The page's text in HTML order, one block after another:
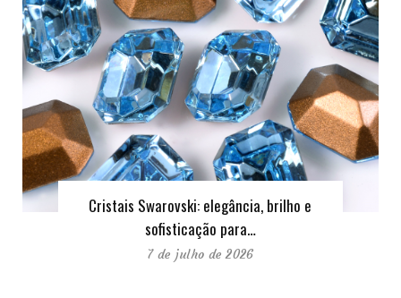
Cristais Swarovski: elegância, brilho e
sofisticação para…
7 de julho de 2026